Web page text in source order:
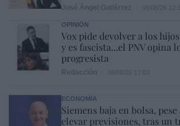
OPINIÓN
Vox pide devolver a los
y es fascista...el PNV opina
progresista
ECONOMÍA
Siemens baja en bolsa,
elevar previsiones, tras un